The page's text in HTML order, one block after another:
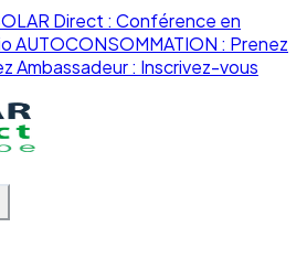
Direct : Conférence en
AUTOCONSOMMATION : Prenez
Ambassadeur : Inscrivez-vous